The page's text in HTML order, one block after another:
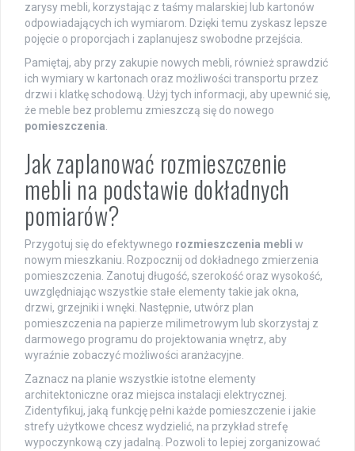
zarysy mebli, korzystając z taśmy malarskiej lub kartonów
odpowiadających ich wymiarom. Dzięki temu zyskasz lepsze
pojęcie o proporcjach i zaplanujesz swobodne przejścia.
Pamiętaj, aby przy zakupie nowych mebli, również sprawdzić
ich wymiary w kartonach oraz możliwości transportu przez
drzwi i klatkę schodową. Użyj tych informacji, aby upewnić się,
że meble bez problemu zmieszczą się do nowego
pomieszczenia.
Jak zaplanować rozmieszczenie
mebli na podstawie dokładnych
pomiarów?
Przygotuj się do efektywnego rozmieszczenia mebli w
nowym mieszkaniu. Rozpocznij od dokładnego zmierzenia
pomieszczenia. Zanotuj długość, szerokość oraz wysokość,
uwzględniając wszystkie stałe elementy takie jak okna,
drzwi, grzejniki i wnęki. Następnie, utwórz plan
pomieszczenia na papierze milimetrowym lub skorzystaj z
darmowego programu do projektowania wnętrz, aby
wyraźnie zobaczyć możliwości aranżacyjne.
Zaznacz na planie wszystkie istotne elementy
architektoniczne oraz miejsca instalacji elektrycznej.
Zidentyfikuj, jaką funkcję pełni każde pomieszczenie i jakie
strefy użytkowe chcesz wydzielić, na przykład strefę
wypoczynkową czy jadalną. Pozwoli to lepiej zorganizować